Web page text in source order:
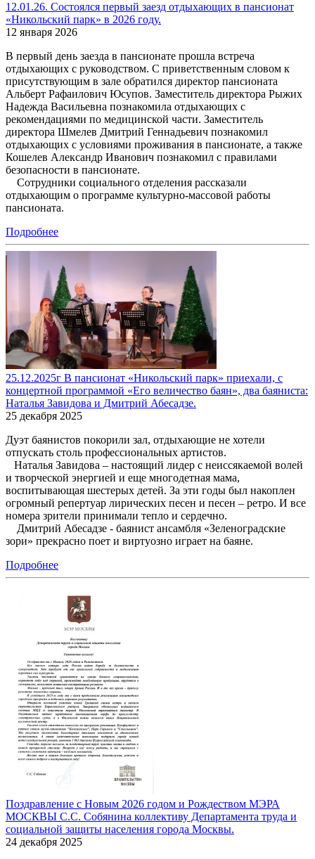
12.01.26. Состоялся первый заезд отдыхающих в пансионат
«Никольский парк» в 2026 году.
12 января 2026
В первый день заезда в пансионате прошла встреча
отдыхающих с руководством. С приветственным словом к
присутствующим в зале обратился директор пансионата
Альберт Рафаилович Юсупов. Заместитель директора Рыжих
Надежда Васильевна познакомила отдыхающих с
рекомендациями по медицинской части. Заместитель
директора Шмелев Дмитрий Геннадьевич познакомил
отдыхающих с условиями проживания в пансионате, а также
Кошелев Александр Иванович познакомил с правилами
безопасности в пансионате.
Сотрудники социального отделения рассказали
отдыхающим о программе культурно-массовой работы
пансионата.
Подробнее
25.12.2025г В пансионат «Никольский парк» приехали, с
концертной программой «Его величество баян», два баяниста:
Наталья Завидова и Дмитрий Абесадзе.
25 декабря 2025
Дуэт баянистов покорили зал, отдыхающие не хотели
отпускать столь профессиональных артистов.
Наталья Завидова – настоящий лидер с неиссякаемой волей
и творческой энергией и еще многодетная мама,
воспитывающая шестерых детей. За эти годы был накоплен
огромный репертуар лирических песен и песен – ретро. И все
номера зрители принимали тепло и сердечно.
Дмитрий Абесадзе - баянист ансамбля «Зеленоградские
зори» прекрасно поет и виртуозно играет на баяне.
Подробнее
Поздравление с Новым 2026 годом и Рождеством МЭРА
МОСКВЫ С.С. Собянина коллективу Департамента труда и
социальной защиты населения города Москвы.
24 декабря 2025